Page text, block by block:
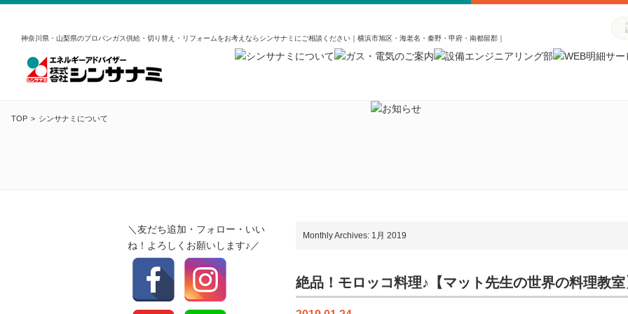
神奈川県・山梨県のプロパンガス供給・切り替え・リフォームをお考えならシンサナミにご相談ください｜横浜市旭区・海老名・秦野・甲府・南都留郡｜
TOP シンサナミについて
Monthly Archives: 1月 2019
絶品！モロッコ料理♪【マット先生の世界の料理教室
＼友だち追加・フォロー・いい
ね！よろしくお願いします♪／